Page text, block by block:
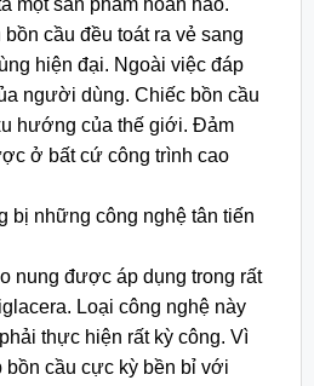
một sản phẩm hoàn hảo.
cầu đều toát ra vẻ sang
hiện đại. Ngoài việc đáp
người dùng. Chiếc bồn cầu
hướng của thế giới. Đảm
ở bất cứ công trình cao
bị những công nghệ tân tiến
nung được áp dụng trong rất
Loại công nghệ này
thực hiện rất kỳ công. Vì
bồn cầu cực kỳ bền bỉ với